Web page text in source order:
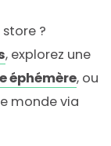
?
, explorez une
éphémère, ou
monde via